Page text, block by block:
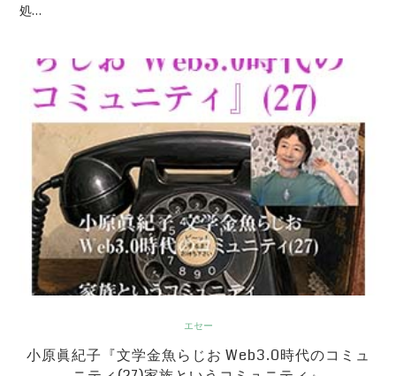
処…
エセー
小原眞紀子『文学金魚らじお Web3.0時代のコミュ